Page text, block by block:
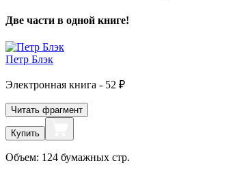
Две части в одной книге!
Петр Блэк
Электронная книга - 52 ₽
Читать фрагмент
Купить
Объем: 124 бумажных стр.